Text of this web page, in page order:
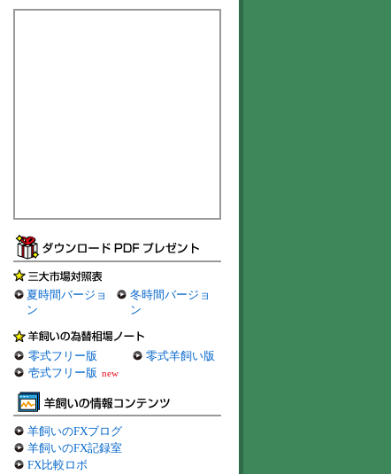
夏時間バージョ
ン
冬時間バージョ
ン
零式フリー版
零式羊飼い版
壱式フリー版 new
羊飼いのFXブログ
羊飼いのFX記録室
FX比較ロボ